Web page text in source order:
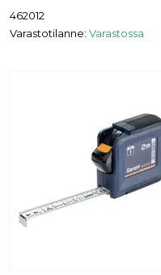
462012
Varastotilanne: Varastossa